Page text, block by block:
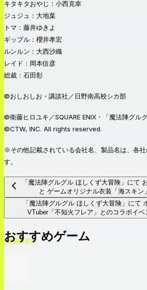
キタキタおやじ：小西克幸
ジュジュ：大地葉
トマ：藤井ゆきよ
ギップル：櫻井孝宏
ルンルン：大西沙織
レイド：岡本信彦
総裁：石田彰
©おしおしお・講談社／日野南高校シカ部
©衛藤ヒロユキ／SQUARE ENIX・「魔法陣グル
©CTW, INC. All rights reserved.
※その他記載されている会社名、製品名は、各
す。
「魔法陣グルグル ほしくず大冒険」にて
と ゲームオリジナル衣装「海スキン
「魔法陣グルグル ほしくず大冒険」にて
VTuber「不知火フレア」とのコラボイベ
おすすめゲーム